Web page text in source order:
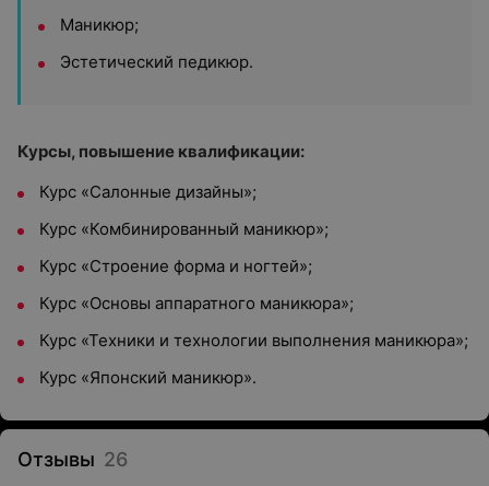
Маникюр;
Эстетический педикюр.
Курсы, повышение квалификации:
Курс «Салонные дизайны»;
Курс «Комбинированный маникюр»;
Курс «Строение форма и ногтей»;
Курс «Основы аппаратного маникюра»;
Курс «Техники и технологии выполнения маникюра»;
Курс «Японский маникюр».
Отзывы 26